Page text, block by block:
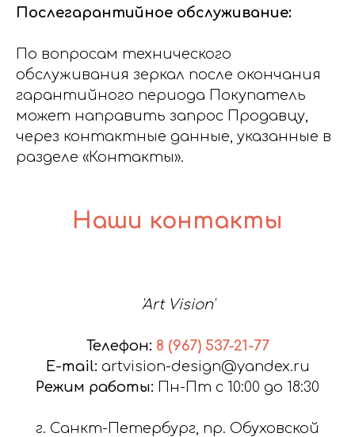
Послегарантийное обслуживание:
По вопросам технического
обслуживания зеркал после окончания
гарантийного периода Покупатель
может направить запрос Продавцу,
через контактные данные, указанные в
разделе «Контакты».
Наши контакты
'Art Vision'
Телефон: 8 (967) 537-21-77
E-mail: artvision-design@yandex.ru
Режим работы: Пн-Пт с 10:00 до 18:30
г. Санкт-Петербург, пр. Обуховской